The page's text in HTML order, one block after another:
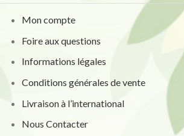
Mon compte
Foire aux questions
Informations légales
Conditions générales de vente
Livraison à l’international
Nous Contacter